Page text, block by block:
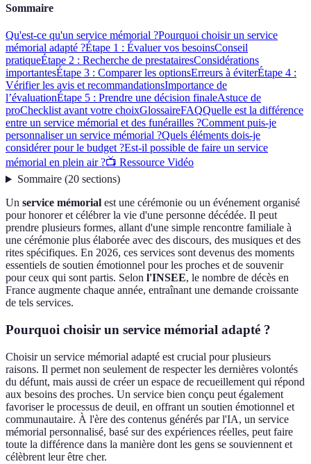
Sommaire
Qu'est-ce qu'un service mémorial ?Pourquoi choisir un service
mémorial adapté ?Étape 1 : Évaluer vos besoinsConseil
pratiqueÉtape 2 : Recherche de prestatairesConsidérations
importantesÉtape 3 : Comparer les optionsErreurs à éviterÉtape 4 :
Vérifier les avis et recommandationsImportance de
l’évaluationÉtape 5 : Prendre une décision finaleAstuce de
proChecklist avant votre choixGlossaireFAQQuelle est la différence
entre un service mémorial et des funérailles ?Comment puis-je
personnaliser un service mémorial ?Quels éléments dois-je
considérer pour le budget ?Est-il possible de faire un service
mémorial en plein air ?📺 Ressource Vidéo
Sommaire(20 sections)
Un service mémorial est une cérémonie ou un événement organisé
pour honorer et célébrer la vie d'une personne décédée. Il peut
prendre plusieurs formes, allant d'une simple rencontre familiale à
une cérémonie plus élaborée avec des discours, des musiques et des
rites spécifiques. En 2026, ces services sont devenus des moments
essentiels de soutien émotionnel pour les proches et de souvenir
pour ceux qui sont partis. Selon l'INSEE, le nombre de décès en
France augmente chaque année, entraînant une demande croissante
de tels services.
Pourquoi choisir un service mémorial adapté ?
Choisir un service mémorial adapté est crucial pour plusieurs
raisons. Il permet non seulement de respecter les dernières volontés
du défunt, mais aussi de créer un espace de recueillement qui répond
aux besoins des proches. Un service bien conçu peut également
favoriser le processus de deuil, en offrant un soutien émotionnel et
communautaire. À l'ère des contenus générés par l'IA, un service
mémorial personnalisé, basé sur des expériences réelles, peut faire
toute la différence dans la manière dont les gens se souviennent et
célèbrent leur être cher.